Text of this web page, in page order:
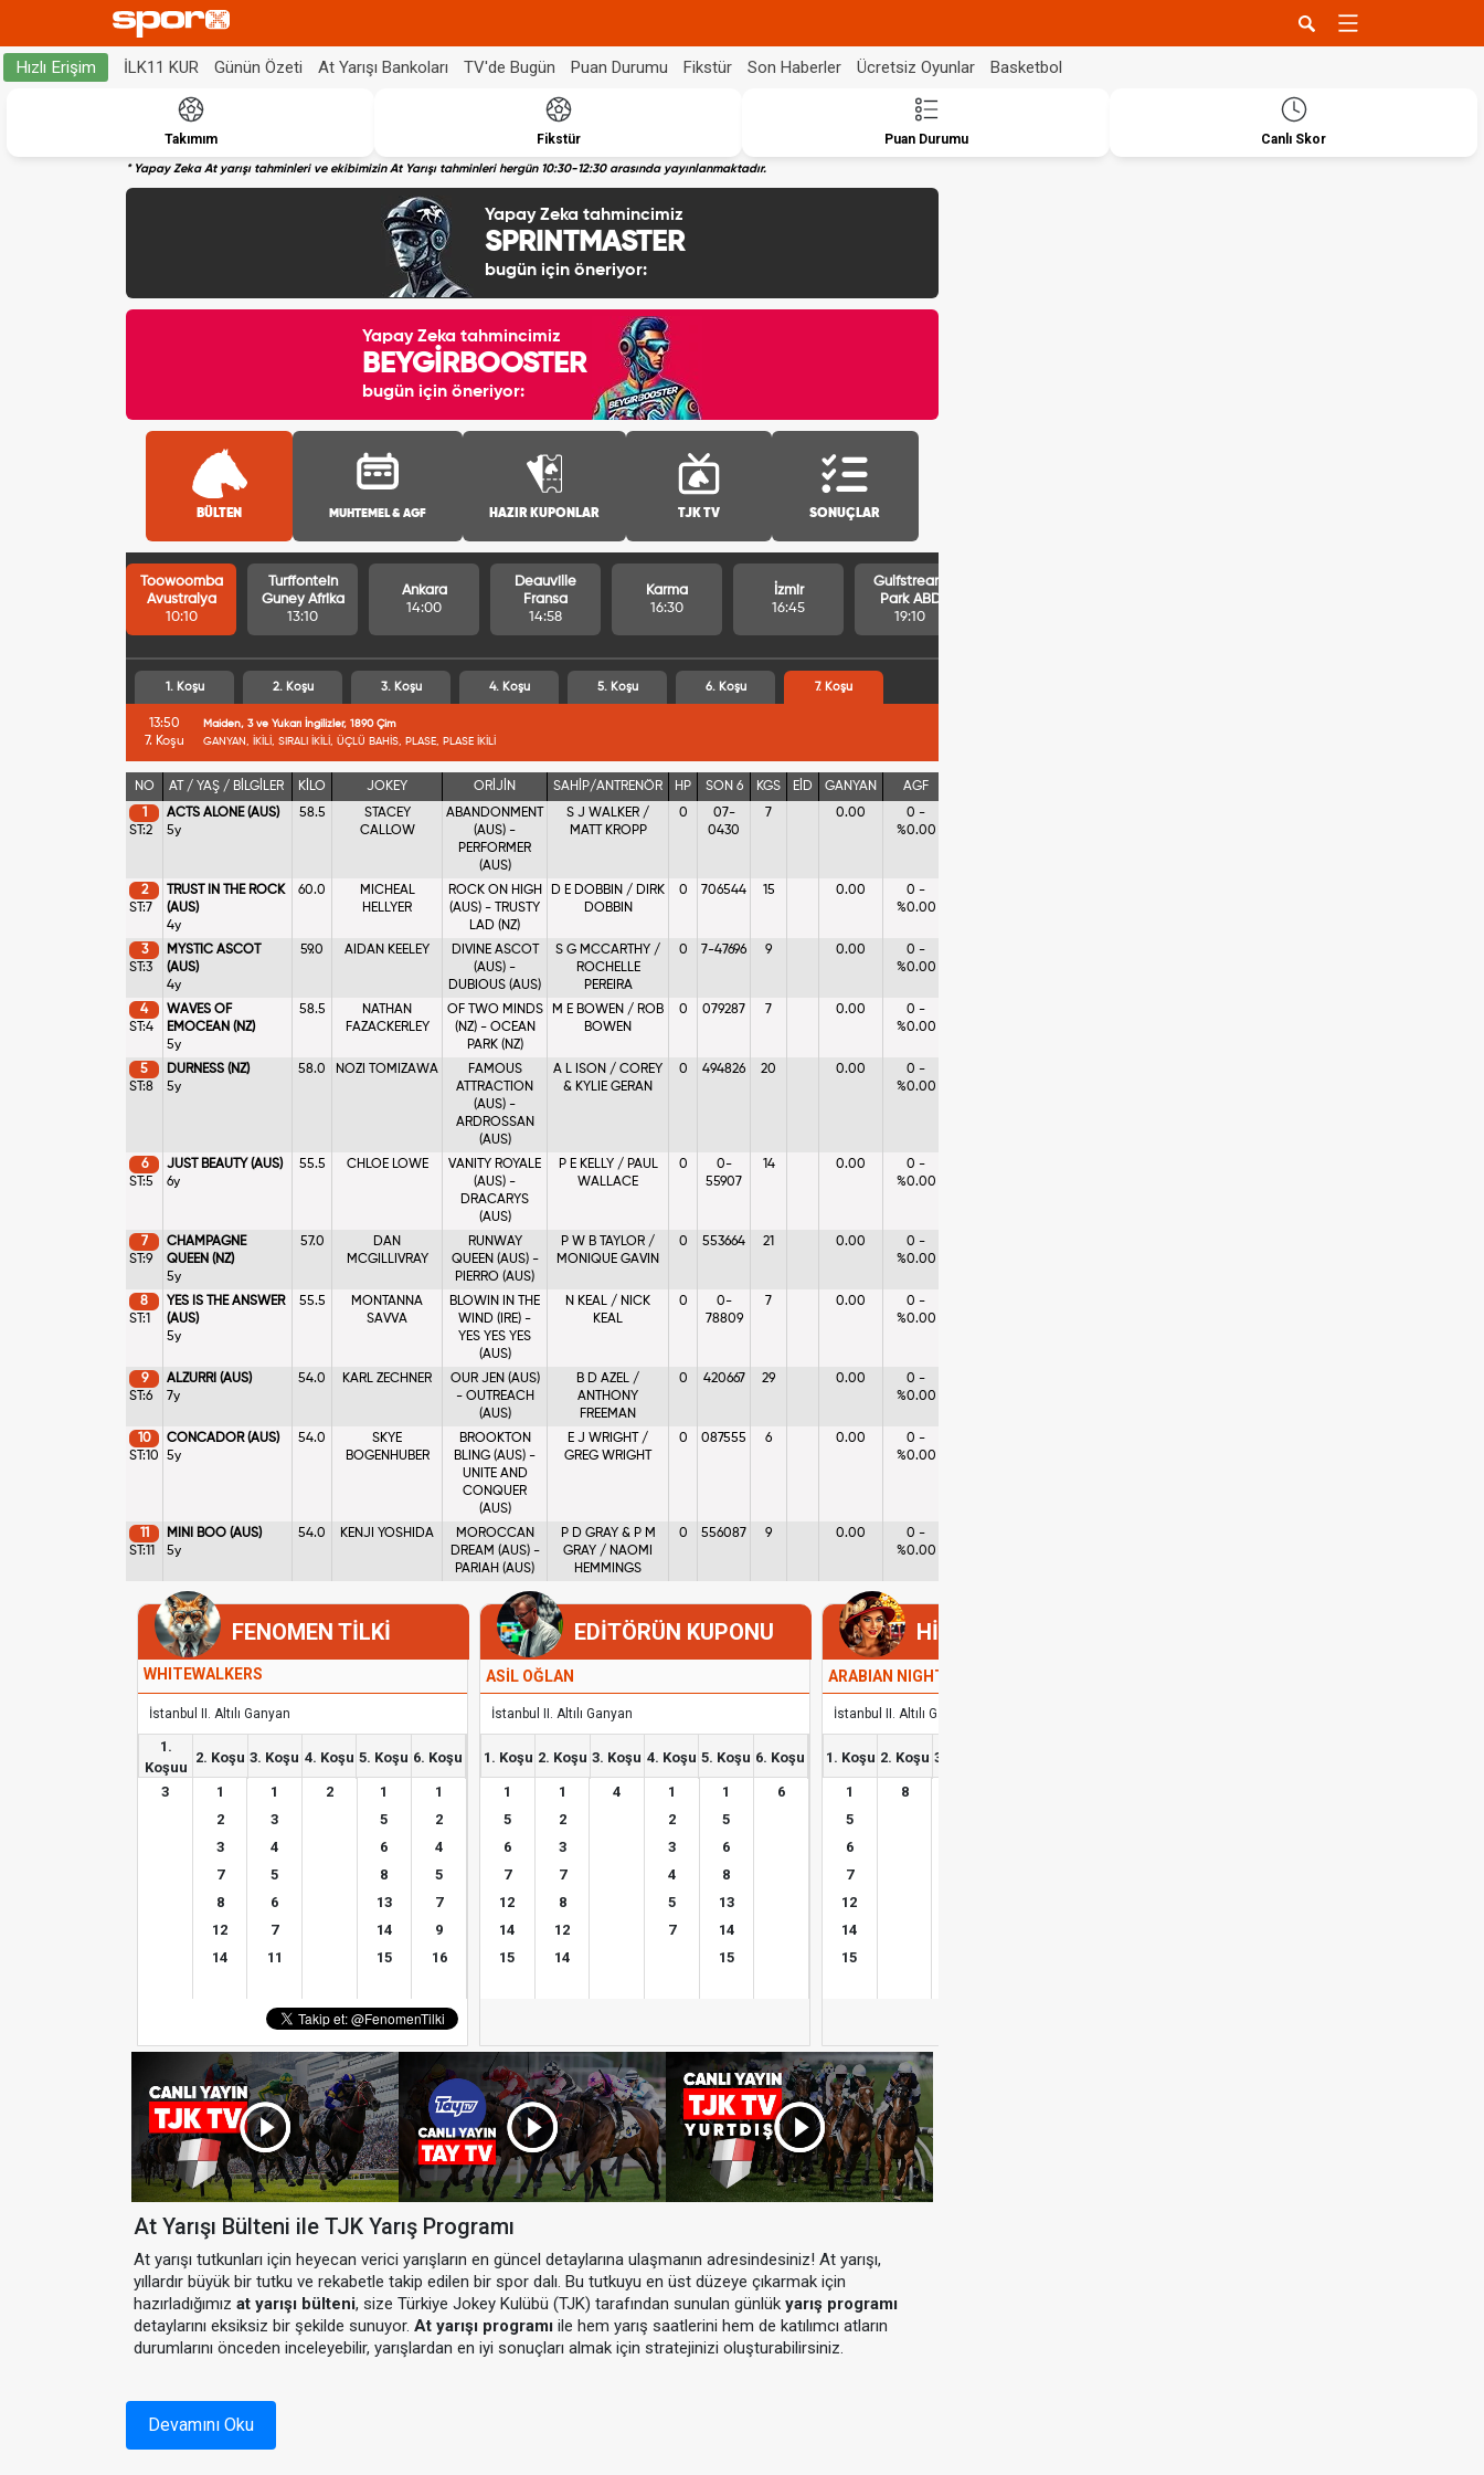
Hızlı Erişim İLK11 KUR Günün Özeti At Yarışı Bankoları TV'de Bugün Puan Durumu Fikstür Son Haberler Ücretsiz Oyunlar Basketbol
Takımım Fikstür Puan Durumu Canlı Skor
* Yapay Zeka At yarışı tahminleri ve ekibimizin At Yarışı tahminleri hergün 10:30-12:30 arasında yayınlanmaktadır.
Yapay Zeka tahmincimiz
SPRINTMASTER
bugün için öneriyor:
Yapay Zeka tahmincimiz
BEYGİRBOOSTER
bugün için öneriyor:
BÜLTEN MUHTEMEL & AGF HAZIR KUPONLAR TJK TV SONUÇLAR
Toowoomba
Avustralya
10:10
Turffontein
Guney Afrika
13:10
Ankara
14:00
Deauville
Fransa
14:58
Karma
16:30
İzmir
16:45
Gulfstream
Park ABD
19:10
1. Koşu 2. Koşu 3. Koşu 4. Koşu 5. Koşu 6. Koşu 7. Koşu
13:50
7. Koşu
Maiden, 3 ve Yukarı İngilizler, 1890 Çim
GANYAN, İKİLİ, SIRALI İKİLİ, ÜÇLÜ BAHİS, PLASE, PLASE İKİLİ
NO AT / YAŞ / BİLGİLER KİLO JOKEY ORİJİN SAHİP/ANTRENÖR HP SON 6 KGS EİD GANYAN
AGF
1
ST:2
ACTS ALONE (AUS)
5y
58.5
STACEY
CALLOW
ABANDONMENT
(AUS) -
PERFORMER
(AUS)
S J WALKER /
MATT KROPP
0
07-
0430
7 0.00
0 -
%0.00
2
ST:7
TRUST IN THE ROCK
(AUS)
4y
60.0
MICHEAL
HELLYER
ROCK ON HIGH
(AUS) - TRUSTY
LAD (NZ)
D E DOBBIN / DIRK
DOBBIN
0 706544 15 0.00
0 -
%0.00
3
ST:3
MYSTIC ASCOT
(AUS)
4y
59.0 AIDAN KEELEY
DIVINE ASCOT
(AUS) -
DUBIOUS (AUS)
S G MCCARTHY /
ROCHELLE
PEREIRA
0 7-47696 9 0.00
0 -
%0.00
4
ST:4
WAVES OF
EMOCEAN (NZ)
5y
58.5
NATHAN
FAZACKERLEY
OF TWO MINDS
(NZ) - OCEAN
PARK (NZ)
M E BOWEN / ROB
BOWEN
0 079287 7 0.00
0 -
%0.00
5
ST:8
DURNESS (NZ)
5y
58.0 NOZI TOMIZAWA
FAMOUS
ATTRACTION
(AUS) -
ARDROSSAN
(AUS)
A L ISON / COREY
& KYLIE GERAN
0 494826 20 0.00
0 -
%0.00
6
ST:5
JUST BEAUTY (AUS)
6y
55.5 CHLOE LOWE
VANITY ROYALE
(AUS) -
DRACARYS
(AUS)
P E KELLY / PAUL
WALLACE
0
0-
55907
14 0.00
0 -
%0.00
7
ST:9
CHAMPAGNE
QUEEN (NZ)
5y
57.0
DAN
MCGILLIVRAY
RUNWAY
QUEEN (AUS) -
PIERRO (AUS)
P W B TAYLOR /
MONIQUE GAVIN
0 553664 21 0.00
0 -
%0.00
8
ST:1
YES IS THE ANSWER
(AUS)
5y
55.5
MONTANNA
SAVVA
BLOWIN IN THE
WIND (IRE) -
YES YES YES
(AUS)
N KEAL / NICK
KEAL
0
0-
78809
7 0.00
0 -
%0.00
9
ST:6
ALZURRI (AUS)
7y
54.0 KARL ZECHNER
OUR JEN (AUS)
- OUTREACH
(AUS)
B D AZEL /
ANTHONY
FREEMAN
0 420667 29 0.00
0 -
%0.00
10
ST:10
CONCADOR (AUS)
5y
54.0
SKYE
BOGENHUBER
BROOKTON
BLING (AUS) -
UNITE AND
CONQUER
(AUS)
E J WRIGHT /
GREG WRIGHT
0 087555 6 0.00
0 -
%0.00
11
ST:11
MINI BOO (AUS)
5y
54.0 KENJI YOSHIDA
MOROCCAN
DREAM (AUS) -
PARIAH (AUS)
P D GRAY & P M
GRAY / NAOMI
HEMMINGS
0 556087 9 0.00
0 -
%0.00
FENOMEN TİLKİ
WHITEWALKERS
İstanbul II. Altılı Ganyan
1.
Koşuu
2. Koşu 3. Koşu 4. Koşu 5. Koşu 6. Koşu
3
1
2
3
7
8
12
14
1
3
4
5
6
7
11
2
1
5
6
8
13
14
15
1
2
4
5
7
9
16
EDİTÖRÜN KUPONU
ASİL OĞLAN
İstanbul II. Altılı Ganyan
1. Koşu 2. Koşu 3. Koşu 4. Koşu 5. Koşu 6. Koşu
1
5
6
7
12
14
15
1
2
3
7
8
12
14
4
1
2
3
4
5
7
1
5
6
8
13
14
15
6
HİPODROM GÜZELİ
ARABIAN NIGHTS
İstanbul II. Altılı Ganyan
1. Koşu 2. Koşu 3. Koşu
1
5
6
7
12
14
15
8
At Yarışı Bülteni ile TJK Yarış Programı
At yarışı tutkunları için heyecan verici yarışların en güncel detaylarına ulaşmanın adresindesiniz! At yarışı,
yıllardır büyük bir tutku ve rekabetle takip edilen bir spor dalı. Bu tutkuyu en üst düzeye çıkarmak için
hazırladığımızat yarışı bülteni, size Türkiye Jokey Kulübü (TJK) tarafından sunulan günlükyarış programı
detaylarını eksiksiz bir şekilde sunuyor.At yarışı programı ile hem yarış saatlerini hem de katılımcı atların
durumlarını önceden inceleyebilir, yarışlardan en iyi sonuçları almak için stratejinizi oluşturabilirsiniz.
At Yarışı Bülteni Nedir?
Devamını Oku